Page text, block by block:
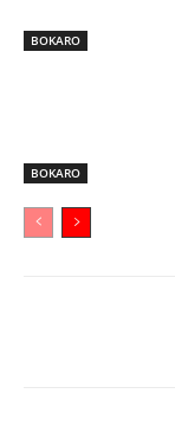
BOKARO
BOKARO